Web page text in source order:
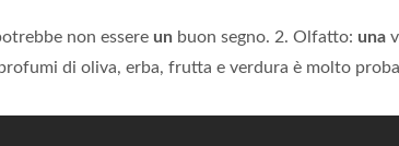
non essere un buon segno. 2. Olfatto: una
di oliva, erba, frutta e verdura è molto